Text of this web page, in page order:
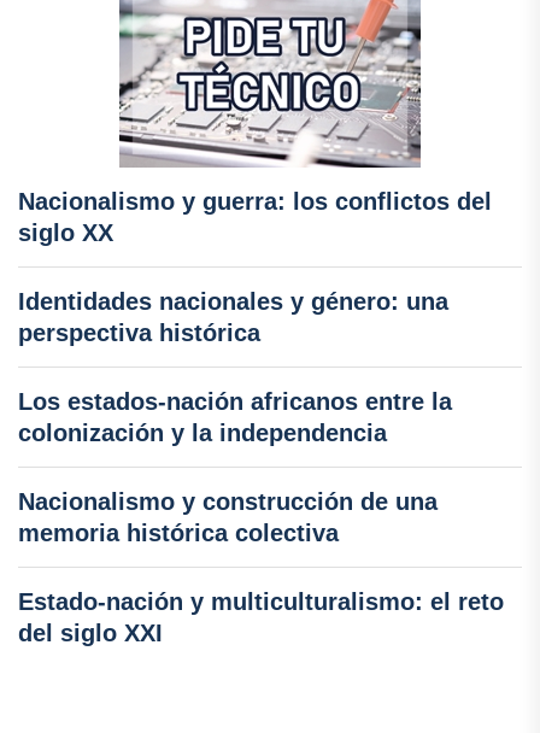
Nacionalismo y guerra: los conflictos del
siglo XX
Identidades nacionales y género: una
perspectiva histórica
Los estados-nación africanos entre la
colonización y la independencia
Nacionalismo y construcción de una
memoria histórica colectiva
Estado-nación y multiculturalismo: el reto
del siglo XXI